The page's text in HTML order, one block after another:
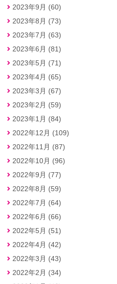
2023年9月 (60)
2023年8月 (73)
2023年7月 (63)
2023年6月 (81)
2023年5月 (71)
2023年4月 (65)
2023年3月 (67)
2023年2月 (59)
2023年1月 (84)
2022年12月 (109)
2022年11月 (87)
2022年10月 (96)
2022年9月 (77)
2022年8月 (59)
2022年7月 (64)
2022年6月 (66)
2022年5月 (51)
2022年4月 (42)
2022年3月 (43)
2022年2月 (34)